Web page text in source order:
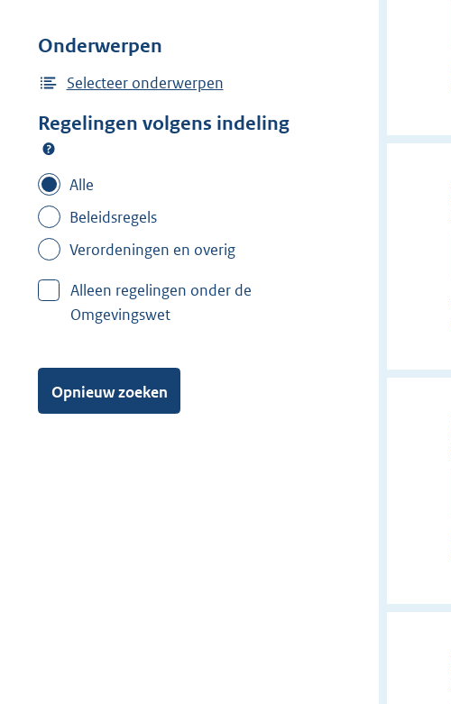
Onderwerpen
Selecteer onderwerpen
Regelingen volgens indeling
Alle
Beleidsregels
Verordeningen en overig
Alleen regelingen onder de
Omgevingswet
Opnieuw zoeken